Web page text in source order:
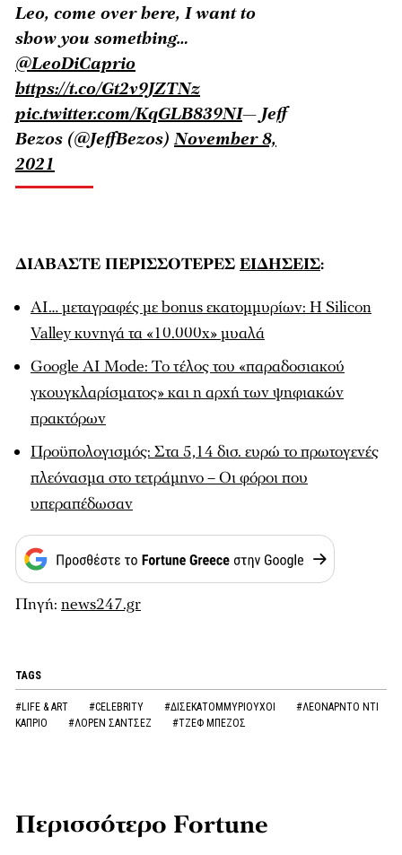
Leo, come over here, I want to
show you something…
@LeoDiCaprio
https://t.co/Gt2v9JZTNz
pic.twitter.com/KqGLB839NI— Jeff
Bezos (@JeffBezos)November 8,
2021
ΔΙΑΒΑΣΤΕ ΠΕΡΙΣΣΟΤΕΡΕΣ ΕΙΔΗΣΕΙΣ:
AI… μεταγραφές με bonus εκατομμυρίων: Η Silicon
Valley κυνηγά τα «10.000x» μυαλά
Google AI Mode: Το τέλος του «παραδοσιακού
γκουγκλαρίσματος» και η αρχή των ψηφιακών
πρακτόρων
Προϋπολογισμός: Στα 5,14 δισ. ευρώ το πρωτογενές
πλεόνασμα στο τετράμηνο – Οι φόροι που
υπεραπέδωσαν
Πηγή: news247.gr
TAGS
#LIFE & ART #CELEBRITY #ΔΙΣΕΚΑΤΟΜΜΥΡΙΟΥΧΟΙ
#ΛΕΟΝΑΡΝΤΟ ΝΤΙ
ΚΑΠΡΙΟ
#ΛΟΡΕΝ ΣΑΝΤΣΕΖ #ΤΖΕΦ ΜΠΕΖΟΣ
Περισσότερο Fortune